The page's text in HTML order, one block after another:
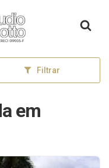
Filtrar
em